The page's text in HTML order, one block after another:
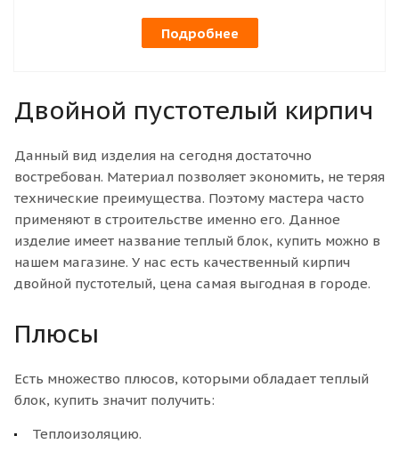
Подробнее
Двойной пустотелый кирпич
Данный вид изделия на сегодня достаточно
востребован. Материал позволяет экономить, не теряя
технические преимущества. Поэтому мастера часто
применяют в строительстве именно его. Данное
изделие имеет название теплый блок, купить можно в
нашем магазине. У нас есть качественный кирпич
двойной пустотелый, цена самая выгодная в городе.
Плюсы
Есть множество плюсов, которыми обладает теплый
блок, купить значит получить:
Теплоизоляцию.